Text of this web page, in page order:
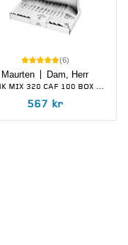
(6)
Maurten Dam, Herr
DRINK MIX 320 CAF 100 BOX SPORTDRYCK
567 kr